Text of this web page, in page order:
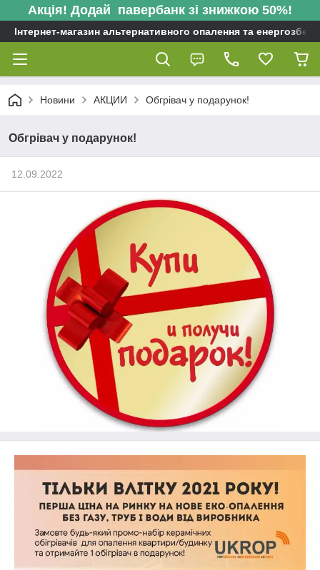
Акція! Додай павербанк зі знижкою 50%!
Інтернет-магазин альтернативного опалення та
Новини АКЦИИ Обгрівач у подарунок!
Обгрівач у подарунок!
12.09.2022